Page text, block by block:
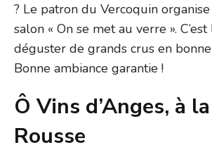
? Le patron du Vercoquin
salon « On se met au verre ». C’est
déguster de grands crus en
Bonne ambiance garantie !
Ô Vins d’Anges, à
Rousse